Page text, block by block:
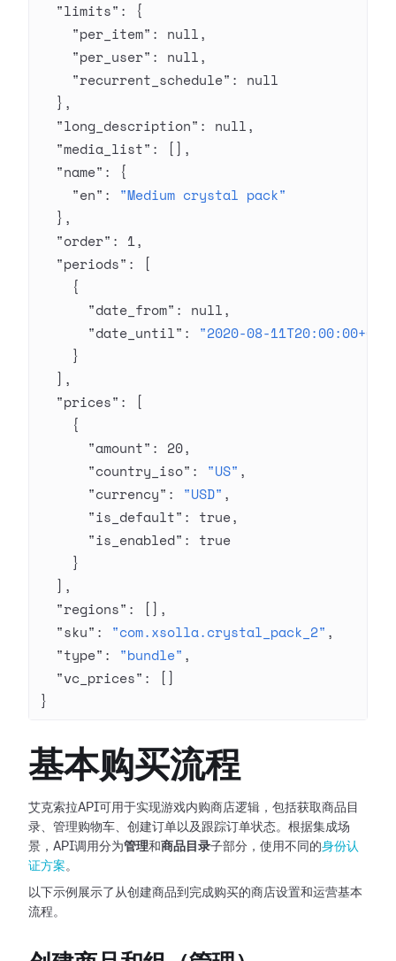
  "limits"
: {
    "per_item"
: null,
    "per_user"
: null,
    "recurrent_schedule"
: null
  },
  "long_description"
: null,
  "media_list"
: [],
  "name"
: {
    "en"
: "Medium crystal pack"
  },
  "order"
: 1,
  "periods"
: [
    {
      "date_from"
: null,
      "date_until"
: "2020-08-
    }
  ],
  "prices"
: [
    {
      "amount"
: 20,
      "country_iso"
: "US" ,
      "currency"
: "USD" ,
      "is_default"
: true,
      "is_enabled"
: true
    }
  ],
  "regions"
: [],
  "sku"
: "com.xsolla.crystal_pack_2" ,
  "type"
: "bundle" ,
  "vc_prices"
: []
}
基本购买流程
艾克索拉API可用于实现游戏内购商店逻辑，包括获取商品目
录、管理购物车、创建订单以及跟踪订单状态。根据集成场
景，API调用分为管理和 商品目录子部分，使用不同的身份认
证方案。
以下示例展示了从创建商品到完成购买的商店设置和运营基本
流程。